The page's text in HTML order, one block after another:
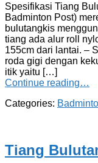
Spesifikasi Tiang
Badminton Post)
bulutangkis
tiang ada alur roll
155cm dari lantai. –
roda gigi dengan
itik yaitu […]
Continue reading…
Categories:
Tiang